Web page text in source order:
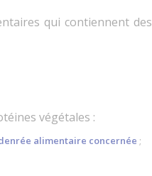
qui contiennent des
végétales :
alimentaire concernée ;